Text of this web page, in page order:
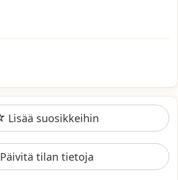
Lisää suosikkeihin
Päivitä tilan tietoja